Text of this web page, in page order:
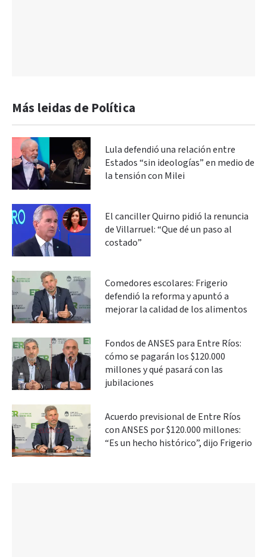
Más leidas de Política
Lula defendió una relación entre
Estados “sin ideologías” en medio de
la tensión con Milei
El canciller Quirno pidió la renuncia
de Villarruel: “Que dé un paso al
costado”
Comedores escolares: Frigerio
defendió la reforma y apuntó a
mejorar la calidad de los alimentos
Fondos de ANSES para Entre Ríos:
cómo se pagarán los $120.000
millones y qué pasará con las
jubilaciones
Acuerdo previsional de Entre Ríos
con ANSES por $120.000 millones:
“Es un hecho histórico”, dijo Frigerio